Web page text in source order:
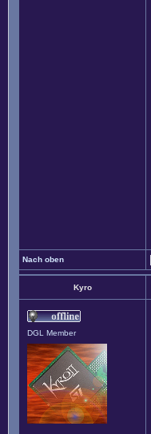
Nach oben
Kyro
DGL Member